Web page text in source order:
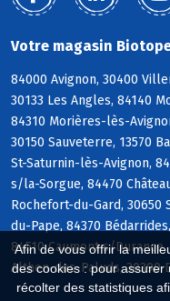
Afin de vous offrir la
des cookies : pour
récolter des statistiques
Votre magasin
84000 Avignon, 30400
30133 Les Angles, 84140
84310 Morières-lès-
30150 Sauveterre, 13570
St-Saturnin-lès-Avignon,
s/la-Sorgue, 84470
Rochefort-du-Gard, 30650
du-Pape, 84370
84510 Caumont s/
Althen-des-Paluds, 30390